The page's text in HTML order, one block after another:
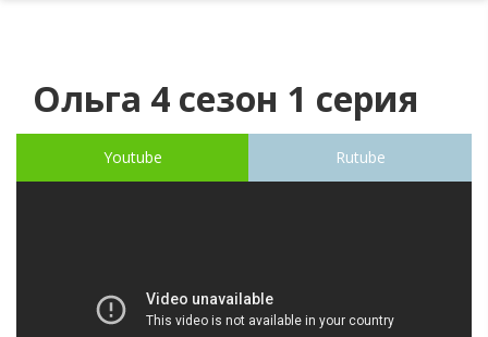
Ольга 4 сезон 1 серия
Youtube Rutube